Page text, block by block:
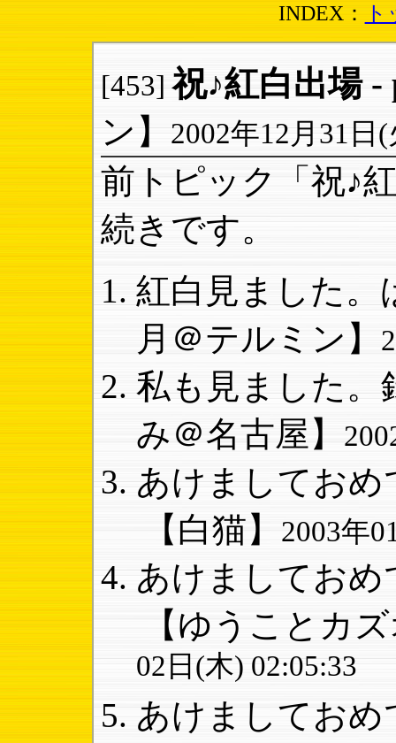
INDEX：
[453] 祝♪紅白出場 -
ン】
2002年12月31日
前トピック「祝♪
続きです。
紅白見ました。
月＠テルミン】
私も見ました。
み＠名古屋】
あけましてお
【白猫】
2003年
あけましてお
【ゆうことカ
02日(木) 02:05:33
あけましてお